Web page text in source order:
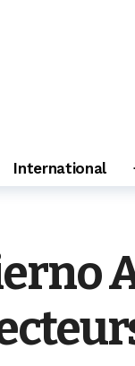
International